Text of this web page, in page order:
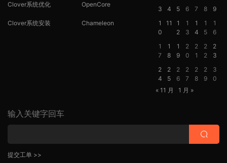
Clover系统优化
Clover系统安装
OpenCore
Chameleon
3
4 5 6 7 8
9
1
0
11
1
2
1
3
1
4
1
5
1
6
1
7
1
8
1
9
2
0
2
1
2
2
2
3
2
4
2
5
2
6
2
7
2
8
2
9
3
0
« 11 月
1 月 »
输入关键字回车
提交工单 >>